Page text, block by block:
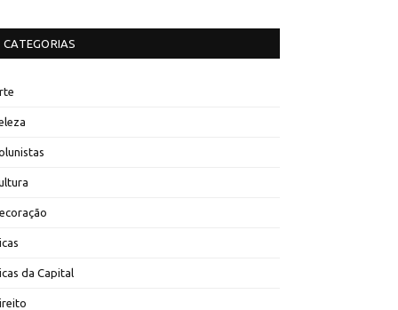
CATEGORIAS
da Capital